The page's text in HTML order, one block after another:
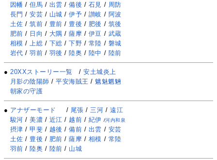
因幡 /但馬 / 出雲 /備後 / 石見 / 周防
長門 /安芸 / 山城 /伊予 / 讃岐 / 阿波
土佐 /筑前 / 豊前 / 豊後 / 肥後 / 筑後
肥前 / 日向 / 大隅 /薩摩 / 伊豆 / 武蔵
相模 / 上総 / 下総 /下野 / 常陸 / 磐城
岩代 /羽前 / 羽後 / 陸奥 / 陸中 / 陸前
● 20XXストーリー一覧 /安土城炎上
月影の陰陽師 /平安海賊王 / 魑魅魍魎
朝家の守護
● アナザーモード / 尾張 /三河 / 遠江
駿河 /美濃 / 近江 / 越前 / 紀伊 /河内和泉
摂津 /甲斐 / 越後 /備前 / 出雲 / 安芸
土佐 / 豊後 / 肥前 /薩摩 / 相模 / 常陸
羽前 / 陸奥 / 陸前 / 山城